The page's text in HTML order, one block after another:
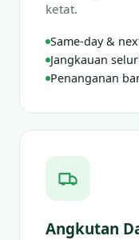
ketat.
Same-day &
Jangkauan
Penanganan
Angkutan